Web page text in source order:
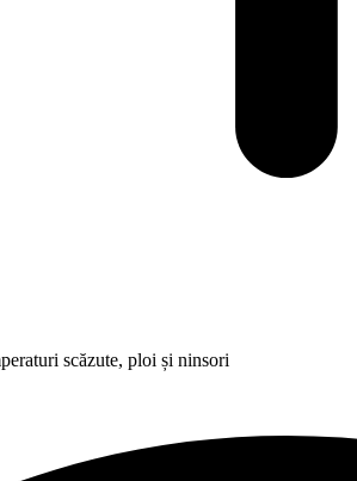
scăzute, ploi și ninsori